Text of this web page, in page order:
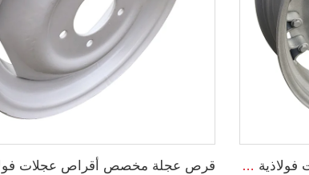
قرص عجلة الجرار W10x38 أقراص عجلات فولاذية زراعية لإطارات الجرارات 11.2-38